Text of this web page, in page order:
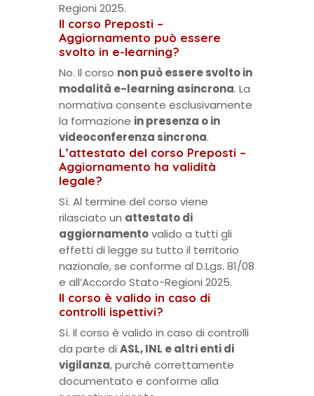
Regioni 2025.
Il corso Preposti –
Aggiornamento può essere
svolto in e-learning?
No. Il corso non può essere svolto in
modalità e-learning asincrona. La
normativa consente esclusivamente
la formazione in presenza o in
videoconferenza sincrona.
L’attestato del corso Preposti –
Aggiornamento ha validità
legale?
Sì. Al termine del corso viene
rilasciato un attestato di
aggiornamentovalido a tutti gli
effetti di legge su tutto il territorio
nazionale, se conforme al D.Lgs. 81/08
e all’Accordo Stato-Regioni 2025.
Il corso è valido in caso di
controlli ispettivi?
Sì. Il corso è valido in caso di controlli
da parte di ASL, INL e altri enti di
vigilanza, purché correttamente
documentato e conforme alla